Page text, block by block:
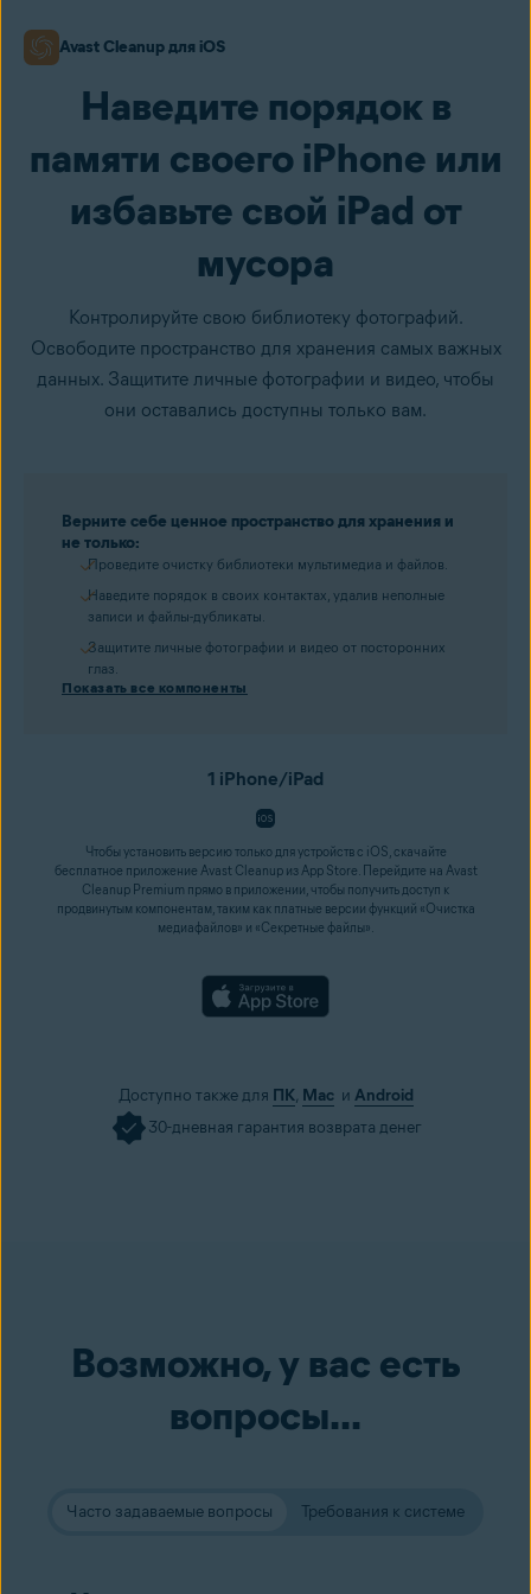
Avast Cleanup для iOS
Наведите порядок в
памяти своего iPhone или
избавьте свой iPad от
мусора
Контролируйте свою библиотеку фотографий.
Освободите пространство для хранения самых важных
данных. Защитите личные фотографии и видео, чтобы
они оставались доступны только вам.
Верните себе ценное пространство для хранения и
не только:
Проведите очистку библиотеки мультимедиа и файлов.
Наведите порядок в своих контактах, удалив неполные
записи и файлы-дубликаты.
Защитите личные фотографии и видео от посторонних
глаз.
Показать все компоненты
1 iPhone/iPad
Чтобы установить версию только для устройств с iOS, скачайте
бесплатное приложение Avast Cleanup из App Store. Перейдите на Avast
Cleanup Premium прямо в приложении, чтобы получить доступ к
продвинутым компонентам, таким как платные версии функций «Очистка
медиафайлов» и «Секретные файлы».
Доступно также для ПК, Mac и Android
30-дневная гарантия возврата денег
Возможно, у вас есть
вопросы...
Часто задаваемые вопросы Требования к системе